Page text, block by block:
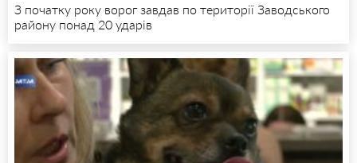
З початку року ворог завдав по території Заводського
району понад 20 ударів